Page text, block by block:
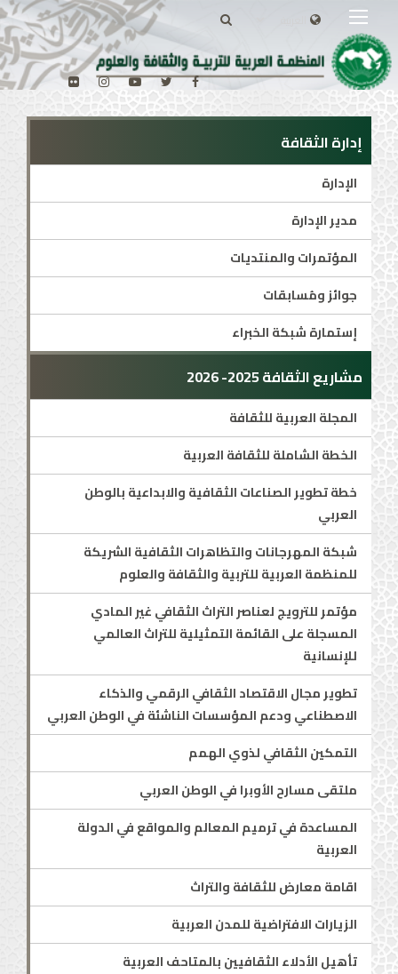
إدارة الثقافة
الإدارة
مدير الإدارة
المؤتمرات والمنتديات
جوائز ومُسابقات
إستمارة شبكة الخبراء
مشاريع الثقافة 2025- 2026
المجلة العربية للثقافة
الخطة الشاملة للثقافة العربية
خطة تطوير الصناعات الثقافية والابداعية بالوطن
العربي
شبكة المهرجانات والتظاهرات الثقافية الشريكة
للمنظمة العربية للتربية والثقافة والعلوم
مؤتمر للترويج لعناصر التراث الثقافي غير المادي
المسجلة على القائمة التمثيلية للتراث العالمي
للإنسانية
تطوير مجال الاقتصاد الثقافي الرقمي والذكاء
الاصطناعي ودعم المؤسسات الناشئة في الوطن العربي
التمكين الثقافي لذوي الهمم
ملتقى مسارح الأوبرا في الوطن العربي
المساعدة في ترميم المعالم والمواقع في الدولة
العربية
اقامة معارض للثقافة والتراث
الزيارات الافتراضية للمدن العربية
تأهيل الأدلاء الثقافيين بالمتاحف العربية